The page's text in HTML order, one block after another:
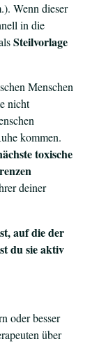
Wenn dieser
in die
Steilvorlage
Menschen
nicht
kommen.
toxische
deiner
auf die der
du sie aktiv
oder besser
über